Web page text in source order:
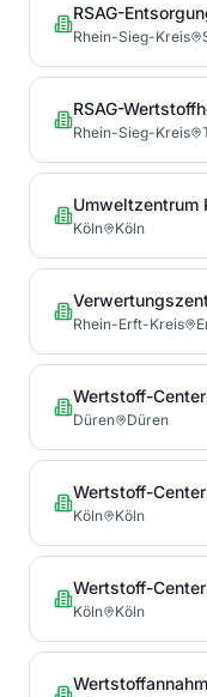
RSAG-
Rhein-Sieg-Kreis
RSAG-
Rhein-Sieg-Kreis
Umweltzentrum
Köln Köln
Rhein-Erft-Kreis
Wertstoff-
Düren Düren
Wertstoff-
Köln Köln
Wertstoff-
Köln Köln